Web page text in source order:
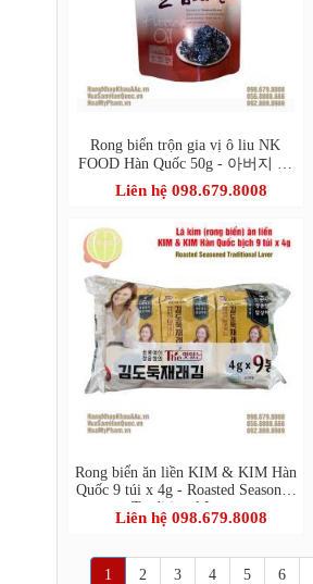
Rong biển trộn gia vị ô liu NK
FOOD Hàn Quốc 50g - 아버지 마
음을 담아 아마씨유 돌김자반
Liên hệ 098.679.8008
Rong biển ăn liền KIM & KIM Hàn
Quốc 9 túi x 4g - Roasted Seasoned
Traditional Laver
Liên hệ 098.679.8008
1 2 3 4 5 6